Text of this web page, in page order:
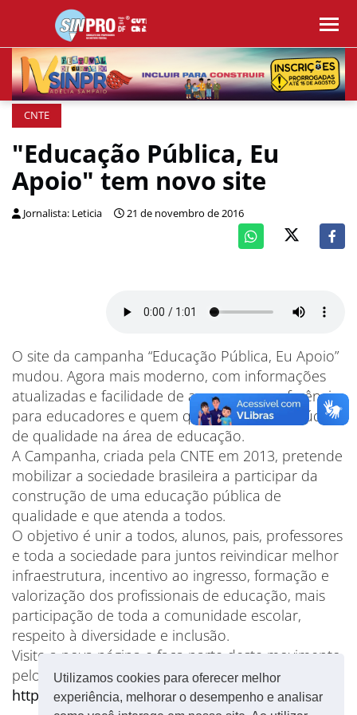
Utilizamos cookies para oferecer melhor
experiência, melhorar o desempenho e analisar
CNTE
"Educação Pública, Eu
Apoio" tem novo site
Jornalista: Leticia 21 de novembro de 2016
O site da campanha “Educação Pública, Eu Apoio”
mudou. Agora mais moderno, com informações
atualizadas e facilidade de acesso, uma referência
para educadores e quem quiser obter conteúdo
de qualidade na área de educação.
A Campanha, criada pela CNTE em 2013, pretende
mobilizar a sociedade brasileira a participar da
construção de uma educação pública de
qualidade e que atenda a todos.
O objetivo é unir a todos, alunos, pais, professores
e toda a sociedade para juntos reivindicar melhor
infraestrutura, incentivo ao ingresso, formação e
valorização dos profissionais de educação, mais
participação de toda a comunidade escolar,
respeito à diversidade e inclusão.
Visite a nova página e faça parte deste movimento
pelo futuro do País.
http://educacaoeuapoio.com.br/